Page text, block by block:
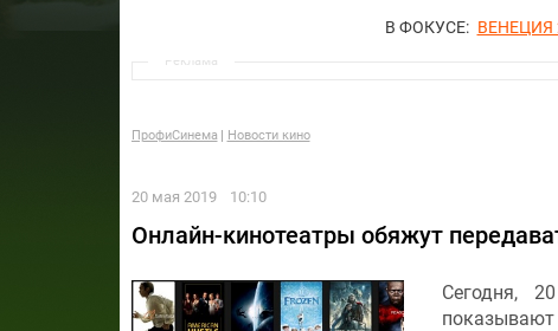
В ФОКУСЕ: ВЕНЕЦИЯ
Реклама
ПрофиСинема Новости кино
20 мая 2019 10:10
Онлайн-кинотеатры обяжут
Сегодня,